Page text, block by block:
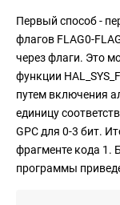
Первый способ -
флагов FLAG0-
через флаги. Это
функции
путем включения
единицу
GPC для 0-3 бит.
фрагменте кода 1.
программы